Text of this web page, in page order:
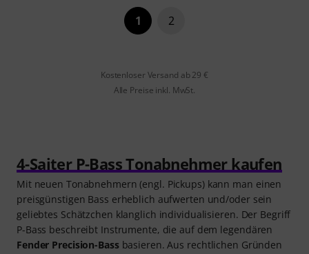
1 2
Kostenloser Versand ab 29 €
Alle Preise inkl. MwSt.
4-Saiter P-Bass Tonabnehmer kaufen
Mit neuen Tonabnehmern (engl. Pickups) kann man einen
preisgünstigen Bass erheblich aufwerten und/oder sein
geliebtes Schätzchen klanglich individualisieren. Der Begriff
P-Bass beschreibt Instrumente, die auf dem legendären
Fender Precision-Bassbasieren. Aus rechtlichen Gründen